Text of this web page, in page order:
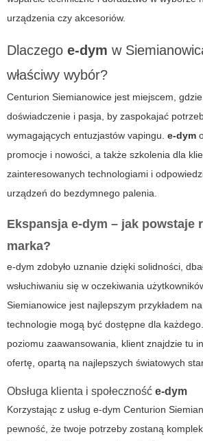
urządzenia czy akcesoriów.
Dlaczego e-dym w
właściwy wybór?
Centurion Siemianowice jest miejscem,
doświadczenie i pasja, by zaspokajać
wymagających entuzjastów vapingu. e-dym
promocje i nowości, a także szkolenia dla
zainteresowanych technologiami i
urządzeń do bezdymnego palenia.
Ekspansja e-dym – jak powstaje
marka?
e-dym zdobyło uznanie dzięki solidności,
wsłuchiwaniu się w oczekiwania
Siemianowice jest najlepszym przykładem
technologie mogą być dostępne dla
poziomu zaawansowania, klient znajdzie tu
ofertę, opartą na najlepszych światowych
Obsługa klienta i społeczność e-dym
Korzystając z usług e-dym Centurion
pewność, że twoje potrzeby zostaną